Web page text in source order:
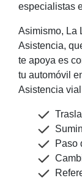
especialistas
Asimismo, La
Asistencia,
te apoya es
tu automóvil
Asistencia
Paso